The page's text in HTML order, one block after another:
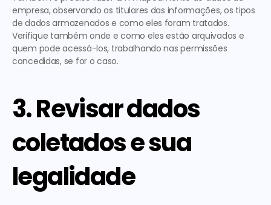
empresa, observando os titulares das informações, os tipos
de dados armazenados e como eles foram tratados.
Verifique também onde e como eles estão arquivados e
quem pode acessá-los, trabalhando nas permissões
concedidas, se for o caso.
3. Revisar dados
coletados e sua
legalidade